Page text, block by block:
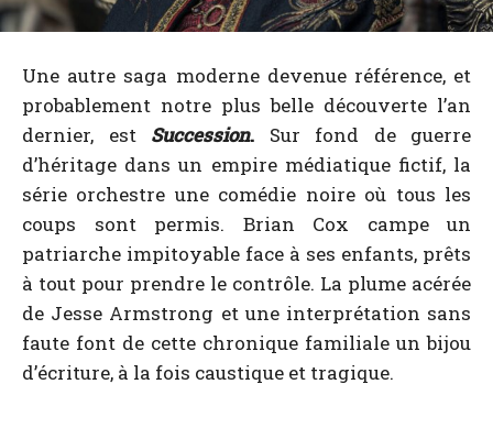
Une autre saga moderne devenue référence, et
probablement notre plus belle découverte l’an
dernier, est Succession. Sur fond de guerre
d’héritage dans un empire médiatique fictif, la
série orchestre une comédie noire où tous les
coups sont permis. Brian Cox campe un
patriarche impitoyable face à ses enfants, prêts
à tout pour prendre le contrôle. La plume acérée
de Jesse Armstrong et une interprétation sans
faute font de cette chronique familiale un bijou
d’écriture, à la fois caustique et tragique.